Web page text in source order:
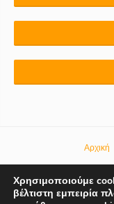
Αρχική
© 2018-2026 Copyright
Χρησιμοποιούμε
βέλτιστη εμπειρία